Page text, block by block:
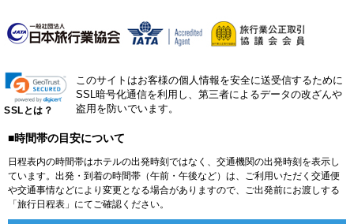
SSLとは？
このサイトはお客様の個人情報を安全に送受信するために
SSL暗号化通信を利用し、第三者によるデータの改ざんや
盗用を防いでいます。
■時間帯の目安について
日程表内の時間帯はホテルの出発時刻ではなく、交通機関の出発時刻を表示し
ています。出発・到着の時間帯（午前・午後など）は、ご利用いただく交通便
や交通事情などにより変更となる場合がありますので、ご出発前にお渡しする
「旅行日程表」にてご確認ください。